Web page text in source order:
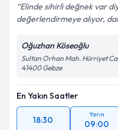
Elinde sihirli değnek var
değerlendirmeye alıyor,
Oğuzhan Köseoğlu
Sultan Orhan Mah. Hürriyet
41400 Gebze
En Yakın Saatler
18:30
Yarın
09:00